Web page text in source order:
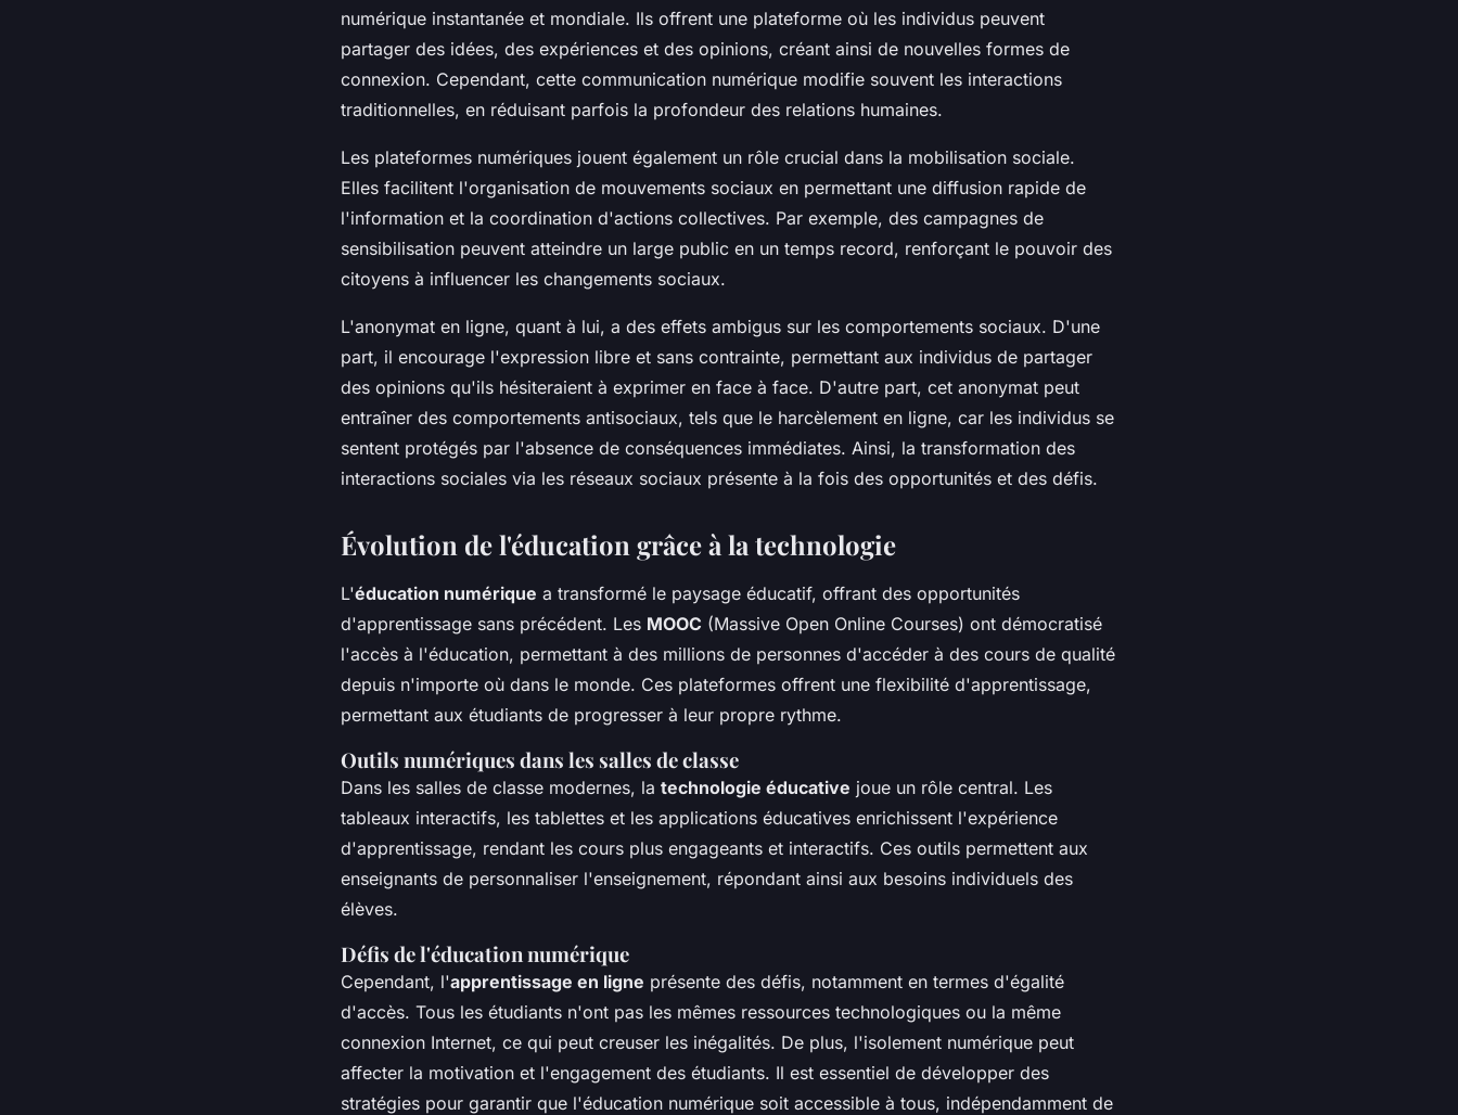
numérique instantanée et mondiale. Ils offrent une plateforme où les individus peuvent
partager des idées, des expériences et des opinions, créant ainsi de nouvelles formes de
connexion. Cependant, cette communication numérique modifie souvent les interactions
traditionnelles, en réduisant parfois la profondeur des relations humaines.
Les plateformes numériques jouent également un rôle crucial dans la mobilisation sociale.
Elles facilitent l'organisation de mouvements sociaux en permettant une diffusion rapide de
l'information et la coordination d'actions collectives. Par exemple, des campagnes de
sensibilisation peuvent atteindre un large public en un temps record, renforçant le pouvoir des
citoyens à influencer les changements sociaux.
L'anonymat en ligne, quant à lui, a des effets ambigus sur les comportements sociaux. D'une
part, il encourage l'expression libre et sans contrainte, permettant aux individus de partager
des opinions qu'ils hésiteraient à exprimer en face à face. D'autre part, cet anonymat peut
entraîner des comportements antisociaux, tels que le harcèlement en ligne, car les individus se
sentent protégés par l'absence de conséquences immédiates. Ainsi, la transformation des
interactions sociales via les réseaux sociaux présente à la fois des opportunités et des défis.
Évolution de l'éducation grâce à la technologie
L'éducation numérique a transformé le paysage éducatif, offrant des opportunités
d'apprentissage sans précédent. Les MOOC (Massive Open Online Courses) ont démocratisé
l'accès à l'éducation, permettant à des millions de personnes d'accéder à des cours de qualité
depuis n'importe où dans le monde. Ces plateformes offrent une flexibilité d'apprentissage,
permettant aux étudiants de progresser à leur propre rythme.
Outils numériques dans les salles de classe
Dans les salles de classe modernes, la technologie éducative joue un rôle central. Les
tableaux interactifs, les tablettes et les applications éducatives enrichissent l'expérience
d'apprentissage, rendant les cours plus engageants et interactifs. Ces outils permettent aux
enseignants de personnaliser l'enseignement, répondant ainsi aux besoins individuels des
élèves.
Défis de l'éducation numérique
Cependant, l'apprentissage en ligne présente des défis, notamment en termes d'égalité
d'accès. Tous les étudiants n'ont pas les mêmes ressources technologiques ou la même
connexion Internet, ce qui peut creuser les inégalités. De plus, l'isolement numérique peut
affecter la motivation et l'engagement des étudiants. Il est essentiel de développer des
stratégies pour garantir que l'éducation numérique soit accessible à tous, indépendamment de